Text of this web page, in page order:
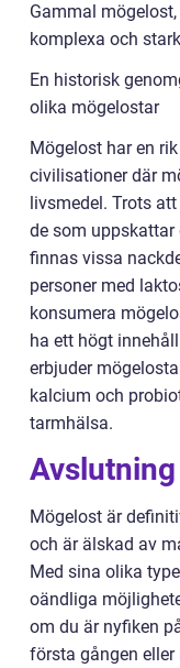
Gammal
komplexa och
En historisk
olika mögelostar
Mögelost har en
civilisationer där
livsmedel. Trots
de som uppskattar
finnas vissa
personer med
konsumera
ha ett högt
erbjuder
kalcium och
tarmhälsa.
Avslutning
Mögelost är
och är älskad av
Med sina olika
oändliga
om du är nyfiken
första gången eller